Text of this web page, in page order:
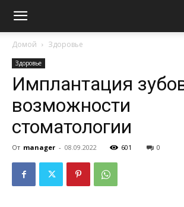
Домой Здоровье
Здоровье
Имплантация
возможности
стоматологии
От manager - 08.09.2022 601 0